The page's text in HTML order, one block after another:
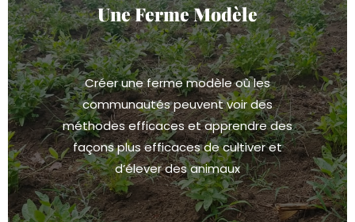
Une Ferme Modèle
Créer une ferme modèle où les
communautés peuvent voir des
méthodes efficaces et apprendre des
façons plus efficaces de cultiver et
d’élever des animaux